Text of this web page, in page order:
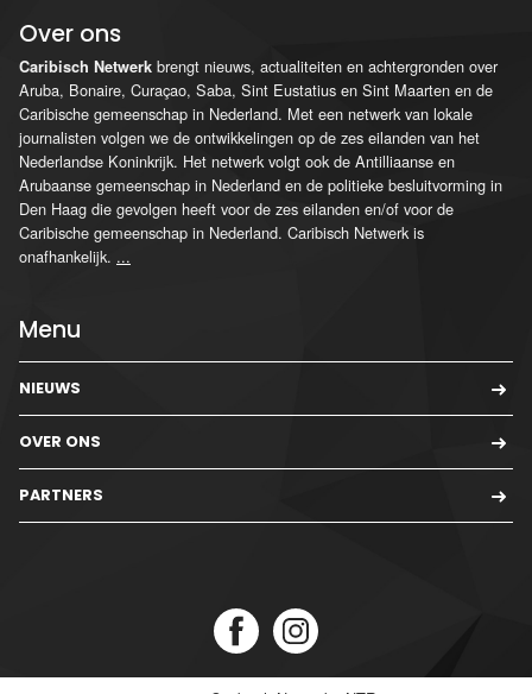
Over ons
Caribisch Netwerk brengt nieuws, actualiteiten en achtergronden over
Aruba, Bonaire, Curaçao, Saba, Sint Eustatius en Sint Maarten en de
Caribische gemeenschap in Nederland. Met een netwerk van lokale
journalisten volgen we de ontwikkelingen op de zes eilanden van het
Nederlandse Koninkrijk. Het netwerk volgt ook de Antilliaanse en
Arubaanse gemeenschap in Nederland en de politieke besluitvorming in
Den Haag die gevolgen heeft voor de zes eilanden en/of voor de
Caribische gemeenschap in Nederland. Caribisch Netwerk is
onafhankelijk. ...
Menu
NIEUWS
OVER ONS
PARTNERS